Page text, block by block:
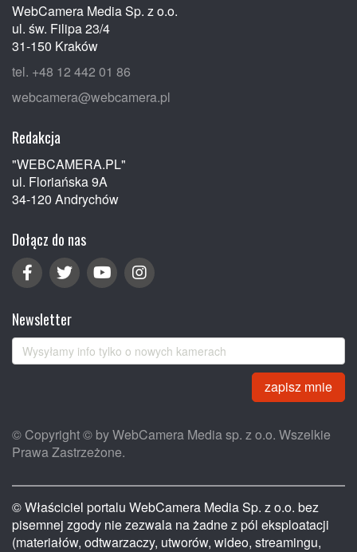
WebCamera Media Sp. z o.o.
ul. św. Filipa 23/4
31-150 Kraków
tel. +48 12 442 01 86
webcamera@webcamera.pl
Redakcja
"WEBCAMERA.PL"
ul. Floriańska 9A
34-120 Andrychów
Dołącz do nas
Newsletter
zapisz mnie
© Copyright © by WebCamera Media sp. z o.o. Wszelkie
Prawa Zastrzeżone.
© Właściciel portalu WebCamera Media Sp. z o.o. bez
pisemnej zgody nie zezwala na żadne z pól eksploatacji
(materiałów, odtwarzaczy, utworów, wideo, streamingu,